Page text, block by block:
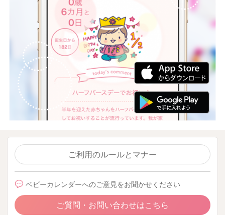
ご利用のルールとマナー
ベビーカレンダーへのご意見をお聞かせください
ご質問・お問い合わせはこちら